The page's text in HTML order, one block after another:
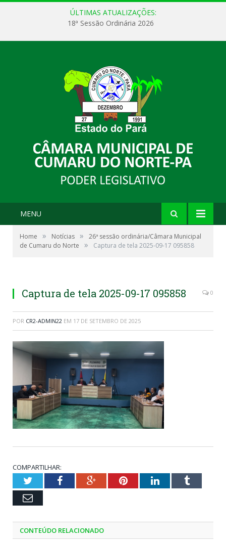
ÚLTIMAS ATUALIZAÇÕES:
18ª Sessão Ordinária 2026
MENU
Home » Notícias »
26ª sessão ordinária/Câmara Municipal
de Cumaru do Norte
» Captura de tela 2025-09-17 095858
Captura de tela 2025-09-17 095858 0
POR CR2-ADMIN22 EM 17 DE SETEMBRO DE 2025
COMPARTILHAR:
TwitterFacebookGoogle+PinterestLinkedInTumblr
Email
CONTEÚDO RELACIONADO